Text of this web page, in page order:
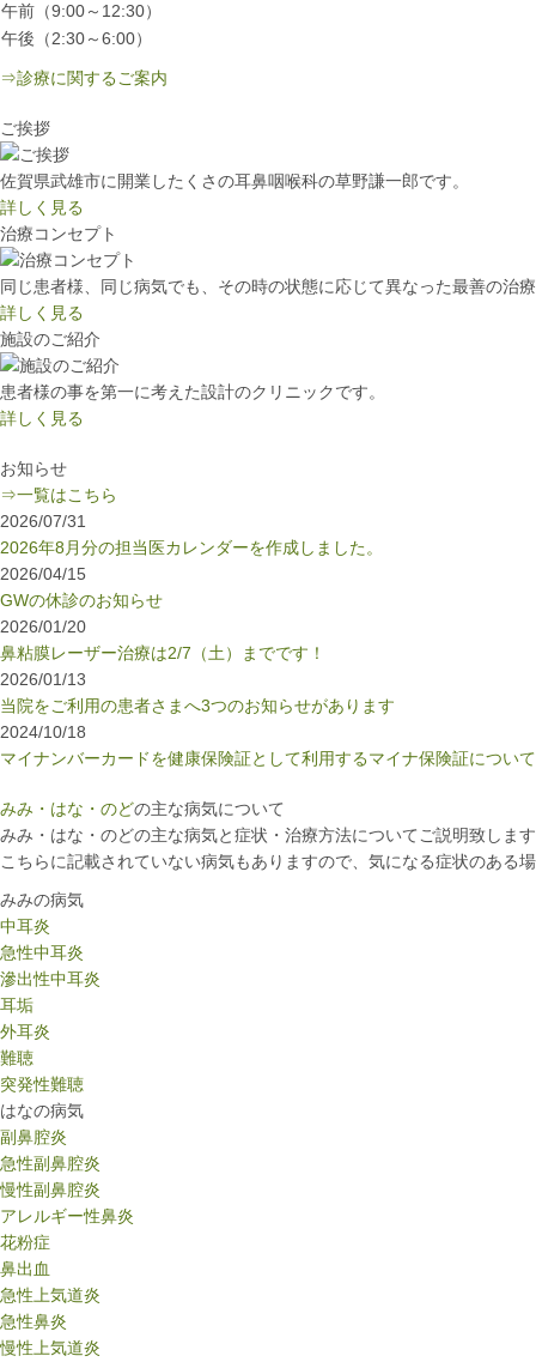
午前 （9:00～12:30）
午後 （2:30～6:00）
⇒診療に関するご案内
ご挨拶
佐賀県武雄市に開業したくさの耳鼻咽喉科の草野謙一郎です。
詳しく見る
治療コンセプト
同じ患者様、同じ病気でも、その時の状態に応じて異なった最善の治
詳しく見る
施設のご紹介
患者様の事を第一に考えた設計のクリニックです。
詳しく見る
お知らせ
⇒一覧はこちら
2026/07/31
2026年8月分の担当医カレンダーを作成しました。
2026/04/15
GWの休診のお知らせ
2026/01/20
鼻粘膜レーザー治療は2/7（土）までです！
2026/01/13
当院をご利用の患者さまへ3つのお知らせがあります
2024/10/18
マイナンバーカードを健康保険証として利用するマイナ保険証につい
みみ・はな・のどの主な病気について
みみ・はな・のどの主な病気と症状・治療方法についてご説明致しま
こちらに記載されていない病気もありますので、気になる症状のある
みみの病気
中耳炎
急性中耳炎
滲出性中耳炎
耳垢
外耳炎
難聴
突発性難聴
はなの病気
副鼻腔炎
急性副鼻腔炎
慢性副鼻腔炎
アレルギー性鼻炎
花粉症
鼻出血
急性上気道炎
急性鼻炎
慢性上気道炎